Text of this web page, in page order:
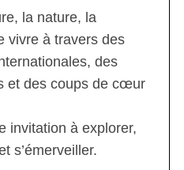
la nature, la
vivre à travers des
des
et des coups de cœur
invitation à explorer,
s’émerveiller.